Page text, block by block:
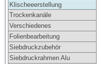
Klischeeerstellung
Trockenkanäle
Verschiedenes
Folienbearbeitung
Siebdruckzubehör
Siebdruckrahmen Alu